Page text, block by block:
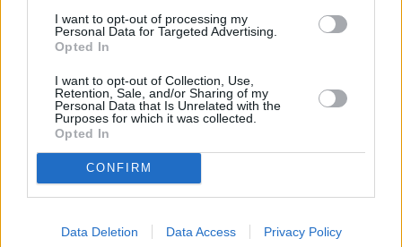
I want to opt-out of processing my
Personal Data for Targeted Advertising.
Opted In
I want to opt-out of Collection, Use,
Retention, Sale, and/or Sharing of my
Personal Data that Is Unrelated with the
Purposes for which it was collected.
Opted In
CONFIRM
Data Deletion Data Access Privacy Policy
Lanzarote Larnaka Lefkas
Linköping
Los Angeles
Lund
Mangalia Marseille
Mexico City
Miami
N
New York Norrköping